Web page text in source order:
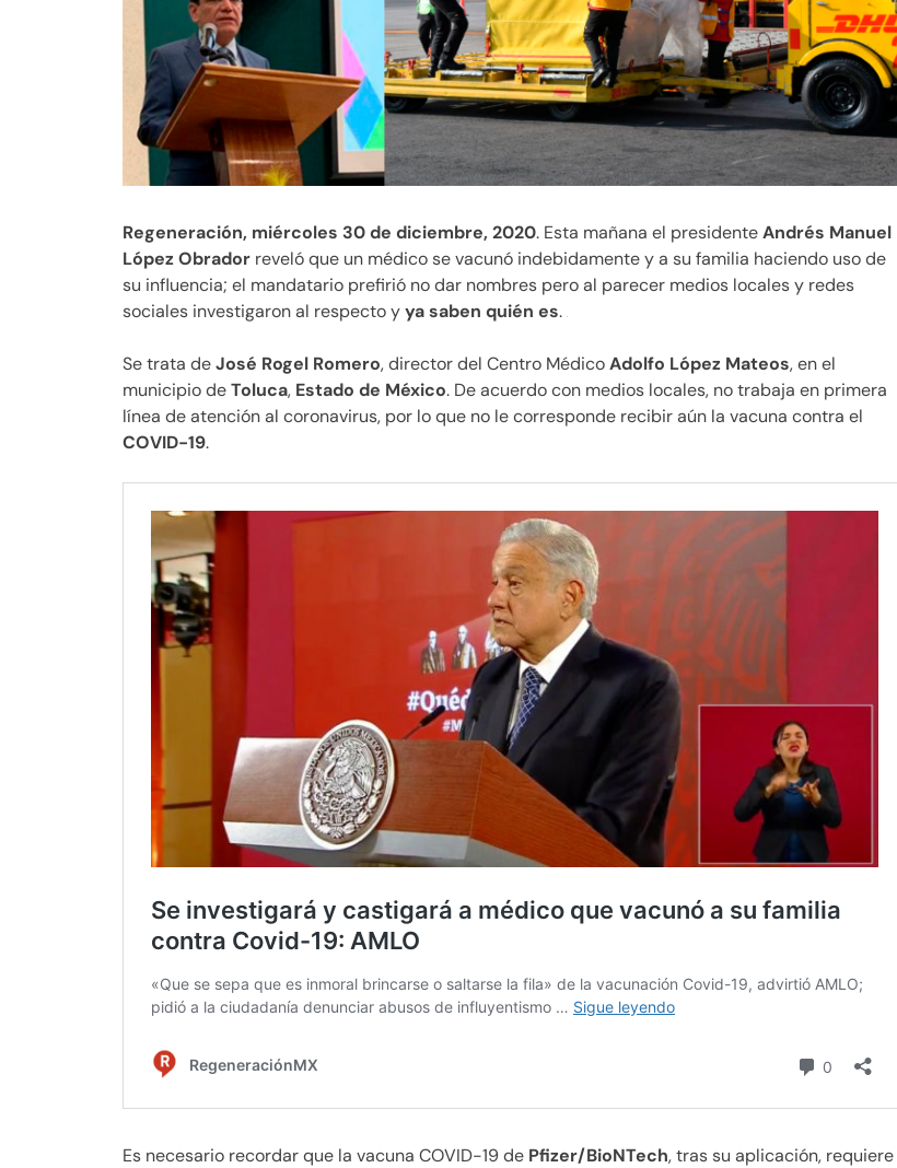
Regeneración, miércoles 30 de diciembre, 2020. Esta mañana el presidenteAndrés Manuel
López Obrador reveló que un médico se vacunó indebidamente y a su familia haciendo uso de
su influencia; el mandatario prefirió no dar nombres pero al parecer medios locales y redes
sociales investigaron al respecto yya saben quién es.
Se trata deJosé Rogel Romero, director del Centro MédicoAdolfo López Mateos, en el
municipio deToluca, Estado de México. De acuerdo con medios locales, no trabaja en primera
línea de atención al coronavirus, por lo que no le corresponde recibir aún la vacuna contra el
COVID-19.
Es necesario recordar que la vacuna COVID-19 de Pfizer/BioNTech, tras su aplicación, requiere